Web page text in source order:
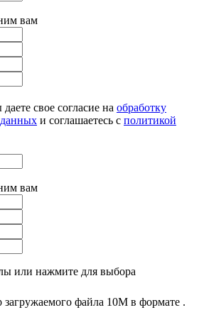
вам
свое согласие на обработку
и соглашаетесь с политикой
вам
или нажмите для выбора
файла 10M в формате .